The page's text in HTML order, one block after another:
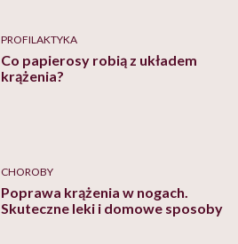
PROFILAKTYKA
Co papierosy robią z układem
krążenia?
CHOROBY
Poprawa krążenia w nogach.
Skuteczne leki i domowe sposoby